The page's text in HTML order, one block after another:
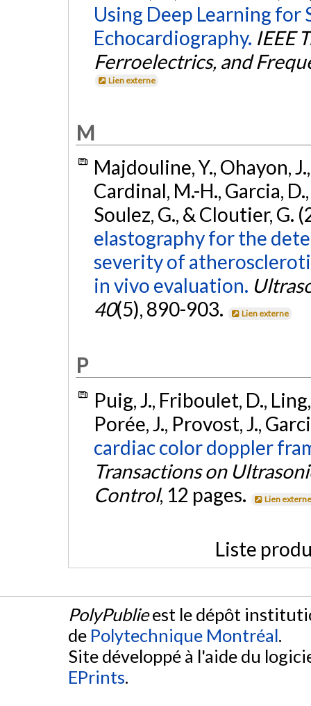
Using Deep Learning for
Echocardiography. IEEE
Ferroelectrics, and
Lien externe
M
Majdouline, Y., Ohayon,
Cardinal, M.-H., Garcia,
Soulez, G., & Cloutier, G.
elastography for the
severity of
in vivo evaluation.
40(5), 890-903. Lien externe
P
Puig, J., Friboulet, D.,
Porée, J., Provost, J.,
cardiac color doppler
Transactions on
Control, 12 pages. Lien
Liste
PolyPublieest le dépôt
de Polytechnique Montréal.
Site développé à l'aide du
EPrints.